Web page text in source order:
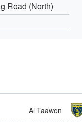
Road (North)
Al Taawon